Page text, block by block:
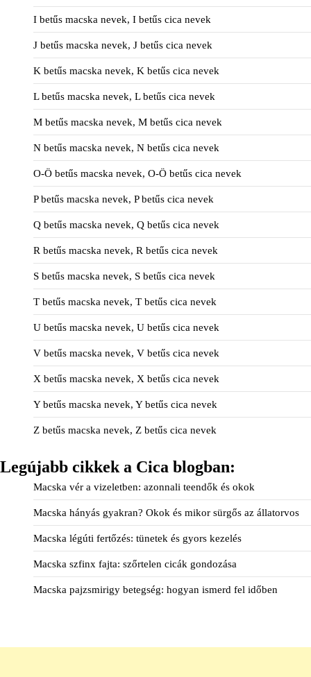
I betűs macska nevek, I betűs cica nevek
J betűs macska nevek, J betűs cica nevek
K betűs macska nevek, K betűs cica nevek
L betűs macska nevek, L betűs cica nevek
M betűs macska nevek, M betűs cica nevek
N betűs macska nevek, N betűs cica nevek
O-Ö betűs macska nevek, O-Ö betűs cica nevek
P betűs macska nevek, P betűs cica nevek
Q betűs macska nevek, Q betűs cica nevek
R betűs macska nevek, R betűs cica nevek
S betűs macska nevek, S betűs cica nevek
T betűs macska nevek, T betűs cica nevek
U betűs macska nevek, U betűs cica nevek
V betűs macska nevek, V betűs cica nevek
X betűs macska nevek, X betűs cica nevek
Y betűs macska nevek, Y betűs cica nevek
Z betűs macska nevek, Z betűs cica nevek
Legújabb cikkek a Cica blogban:
Macska vér a vizeletben: azonnali teendők és okok
Macska hányás gyakran? Okok és mikor sürgős az állatorvos
Macska légúti fertőzés: tünetek és gyors kezelés
Macska szfinx fajta: szőrtelen cicák gondozása
Macska pajzsmirigy betegség: hogyan ismerd fel időben